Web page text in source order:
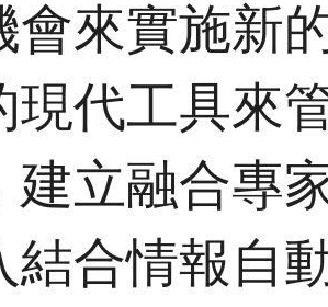
會來實施新
現代工具來
建立融合專
結合情報自